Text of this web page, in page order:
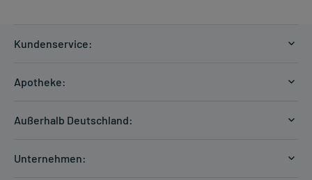
Kundenservice:
Zahlungsarten
Hilfe
Apotheke:
Außerhalb Deutschland:
Unternehmen: